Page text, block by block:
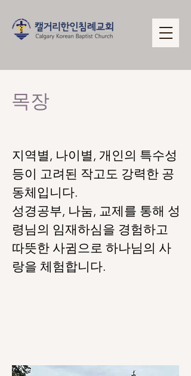
​목장
지역별, 나이별, 개인의 특수성
등이 고려된 작고도 강력한 공
동체입니다.
​​성경공부, 나눔, 교제를 통해 성
령님의 임재하심을 경험하고
따뜻한 사귐으로 하나님의 사
랑을 체험합니다.